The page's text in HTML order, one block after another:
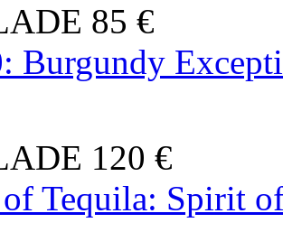
85 €
Burgundy
120 €
Tequila: Spirit